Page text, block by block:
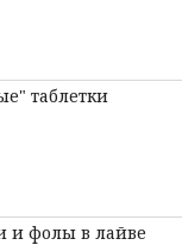
таблетки
и фолы в лайве